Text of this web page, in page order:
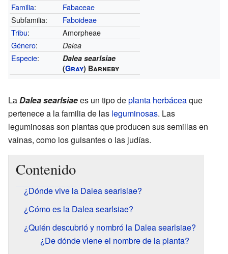
Familia:
Fabaceae
Subfamilia:
Faboideae
Tribu:
Amorpheae
Género: Dalea
Especie:
Dalea searlsiae
(Gray) Barneby
LaDalea searlsiaees un tipo deplanta herbáceaque
pertenece a la familia de las leguminosas. Las
leguminosas son plantas que producen sus semillas en
vainas, como los guisantes o las judías.
Contenido
¿Dónde vive la Dalea searlsiae?
¿Cómo es la Dalea searlsiae?
¿Quién descubrió y nombró la Dalea searlsiae?
¿De dónde viene el nombre de la planta?